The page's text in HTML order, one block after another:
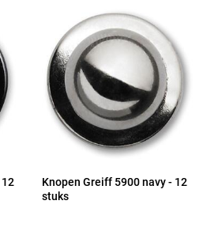
Knopen Greiff 5900 navy - 12
stuks